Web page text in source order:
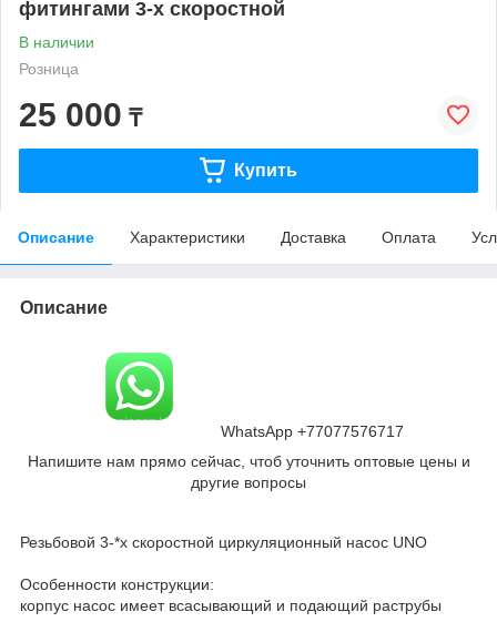
фитингами 3-х скоростной
В наличии
Розница
25 000 ₸
Купить
Описание Характеристики Доставка Оплата
Описание
WhatsApp +77077576717
Напишите нам прямо сейчас, чтоб уточнить оптовые цены и
другие вопросы
Резьбовой 3-*х скоростной циркуляционный насос UNO
Особенности конструкции:
корпус насос имеет всасывающий и подающий раструбы